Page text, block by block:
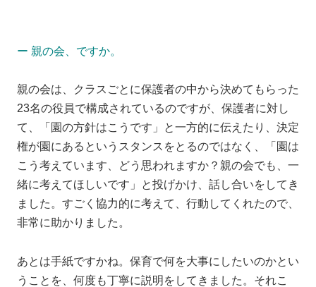
ー 親の会、ですか。
親の会は、クラスごとに保護者の中から決めてもらった
23名の役員で構成されているのですが、保護者に対し
て、「園の方針はこうです」と一方的に伝えたり、決定
権が園にあるというスタンスをとるのではなく、「園は
こう考えています、どう思われますか？親の会でも、一
緒に考えてほしいです」と投げかけ、話し合いをしてき
ました。すごく協力的に考えて、行動してくれたので、
非常に助かりました。
あとは手紙ですかね。保育で何を大事にしたいのかとい
うことを、何度も丁寧に説明をしてきました。それこ